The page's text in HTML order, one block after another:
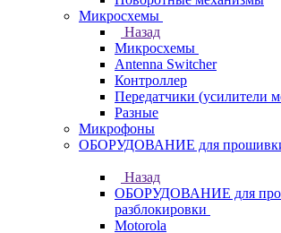
Микросхемы
Назад
Микросхемы
Antenna Switcher
Контроллер
Передатчики (усилители
Разные
Микрофоны
ОБОРУДОВАНИЕ для прошивки
Назад
ОБОРУДОВАНИЕ для
разблокировки
Motorola